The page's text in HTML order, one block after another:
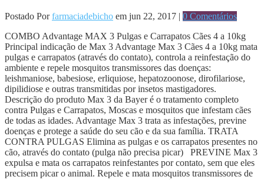
Postado Porfarmaciadebicho em jun 22, 2017 | 0 Comentários
COMBO Advantage MAX 3 Pulgas e Carrapatos Cães 4 a 10kg
Principal indicação de Max 3 Advantage Max 3 Cães 4 a 10kg mata
pulgas e carrapatos (através do contato), controla a reinfestação do
ambiente e repele mosquitos transmissores das doenças:
leishmaniose, babesiose, erliquiose, hepatozoonose, dirofilariose,
dipilidiose e outras transmitidas por insetos mastigadores.
Descrição do produto Max 3 da Bayer é o tratamento completo
contra Pulgas e Carrapatos, Moscas e mosquitos que infestam cães
de todas as idades. Advantage Max 3 trata as infestações, previne
doenças e protege a saúde do seu cão e da sua família. TRATA
CONTRA PULGAS Elimina as pulgas e os carrapatos presentes no
cão, através do contato (pulga não precisa picar) PREVINE Max 3
expulsa e mata os carrapatos reinfestantes por contato, sem que eles
precisem picar o animal. Repele e mata mosquitos transmissores de